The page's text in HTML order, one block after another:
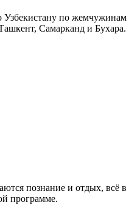
Узбекистану по жемчужинам
Самарканд и Бухара.
познание и отдых, всё в
программе.